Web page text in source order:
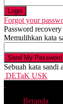
Forgot your
Password recovery
Memulihkan kata
Sebuah kata
DETaK USK
Beranda